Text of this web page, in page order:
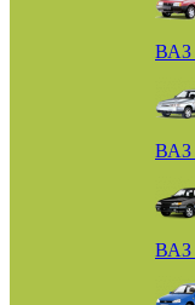
ВАЗ
ВАЗ
ВАЗ